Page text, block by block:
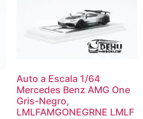
Auto a Escala 1/64
Mercedes Benz AMG One
Gris-Negro,
LMLFAMGONEGRNE LMLF